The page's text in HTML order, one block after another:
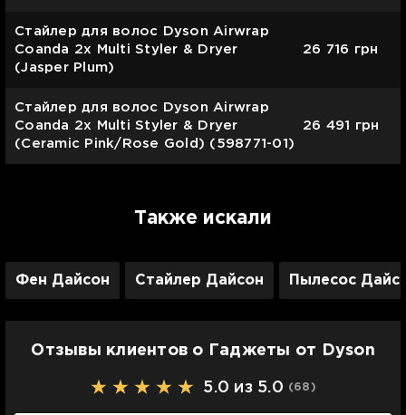
Стайлер для волос Dyson Airwrap
Coanda 2х Multi Styler & Dryer
(Jasper Plum)
26 716 грн
Стайлер для волос Dyson Airwrap
Coanda 2х Multi Styler & Dryer
(Ceramic Pink/Rose Gold) (598771-01)
26 491 грн
Также искали
Фен Дайсон Стайлер Дайсон Пылесос
Отзывы клиентов о Гаджеты от Dyson
5.0 из 5.0 (68 )